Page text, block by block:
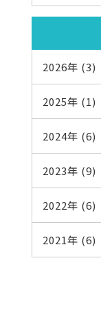
2026年 (3)
2025年 (1)
2024年 (6)
2023年 (9)
2022年 (6)
2021年 (6)